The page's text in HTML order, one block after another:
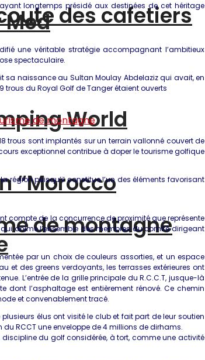
World
des cafetiers
“Morocco
de montagne
longtemps présidé aux destinées de cet héritage
une véritable stratégie accompagnant l’ambitieux
spectaculaire.
sa naissance au Sultan Moulay Abdelaziz qui avait, en
trous du Royal Golf de Tanger étaient ouverts
trous sont implantés sur un terrain vallonné couvert de
exceptionnel contribue à doper le tourisme golfique
région puisqu’il constitue l’un des éléments favorisant
compte de la concurrence de proximité que représente
anime l’ensemble des membres du comité dirigeant
par un choix de couleurs assorties, et un espace
et des greens verdoyants, les terrasses extérieures ont
L’entrée de la grille principale du R.C.C.T, jusque-là
l’asphaltage est entièrement rénové. Ce chemin
et convenablement tracé.
élus ont visité le club et fait part de leur soutien
RCCT une enveloppe de 4 millions de dirhams.
du golf considérée, à tort, comme une activité